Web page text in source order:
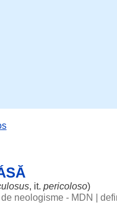
, it. pericoloso)
neologisme - MDN